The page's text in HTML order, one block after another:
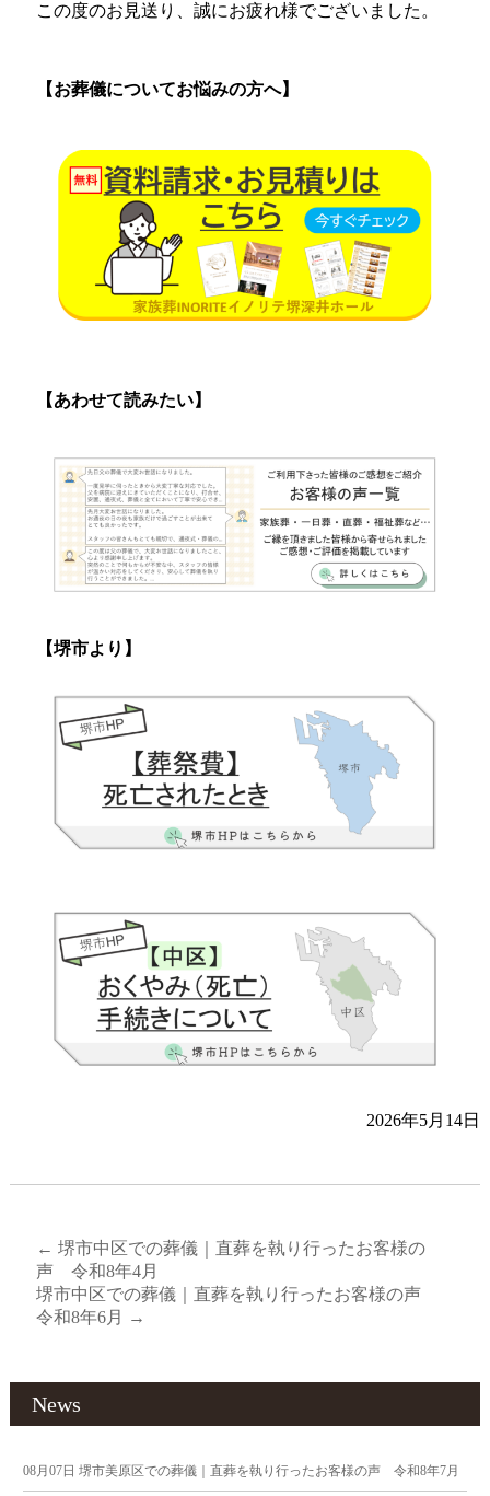
この度のお見送り、誠にお疲れ様でございました。
【お葬儀についてお悩みの方へ】
【あわせて読みたい】
【堺市より】
2026年5月14日
← 堺市中区での葬儀｜直葬を執り行ったお客様の
声 令和8年4月
堺市中区での葬儀｜直葬を執り行ったお客様の声
令和8年6月
→
News
08月07日 堺市美原区での葬儀｜直葬を執り行ったお客様の声 令和8年7月